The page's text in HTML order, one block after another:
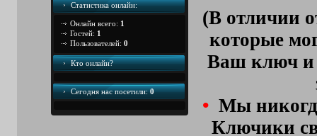
Статистика онлайн:
Онлайн всего: 1
Гостей: 1
Пользователей: 0
Кто онлайн?
Сегодня наc посетили:0
(В отличии
которые
Ваш ключ и
• Мы
Ключики